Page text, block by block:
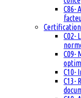
C86-
Certification
C02-
C09-
C10-
C13-